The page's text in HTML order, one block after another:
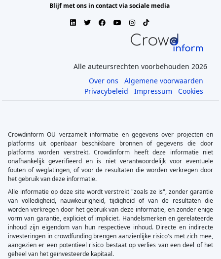
Blijf met ons in contact via sociale media
Alle auteursrechten voorbehouden 2026
Over ons
Algemene voorwaarden
Privacybeleid
Impressum Cookies
Crowdinform OU verzamelt informatie en gegevens over projecten en
platforms uit openbaar beschikbare bronnen of gegevens die door
platforms worden verstrekt. Crowdinform heeft deze informatie niet
onafhankelijk geverifieerd en is niet verantwoordelijk voor eventuele
fouten of weglatingen, of voor de resultaten die worden verkregen door
het gebruik van deze informatie.
Alle informatie op deze site wordt verstrekt "zoals ze is", zonder garantie
van volledigheid, nauwkeurigheid, tijdigheid of van de resultaten die
worden verkregen door het gebruik van deze informatie, en zonder enige
vorm van garantie, expliciet of impliciet. Handelsmerken en gerelateerde
inhoud zijn eigendom van hun respectieve inhoud. Directe en indirecte
investeringen in crowdfunding brengen aanzienlijke risico's met zich mee,
aangezien er een potentieel risico bestaat op verlies van een deel of het
geheel van het geïnvesteerde kapitaal.